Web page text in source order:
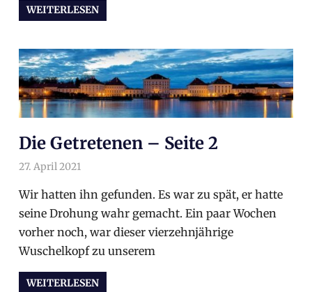
WEITERLESEN
Die Getretenen – Seite 2
27. April 2021
Wir hatten ihn gefunden. Es war zu spät, er hatte
seine Drohung wahr gemacht. Ein paar Wochen
vorher noch, war dieser vierzehnjährige
Wuschelkopf zu unserem
WEITERLESEN